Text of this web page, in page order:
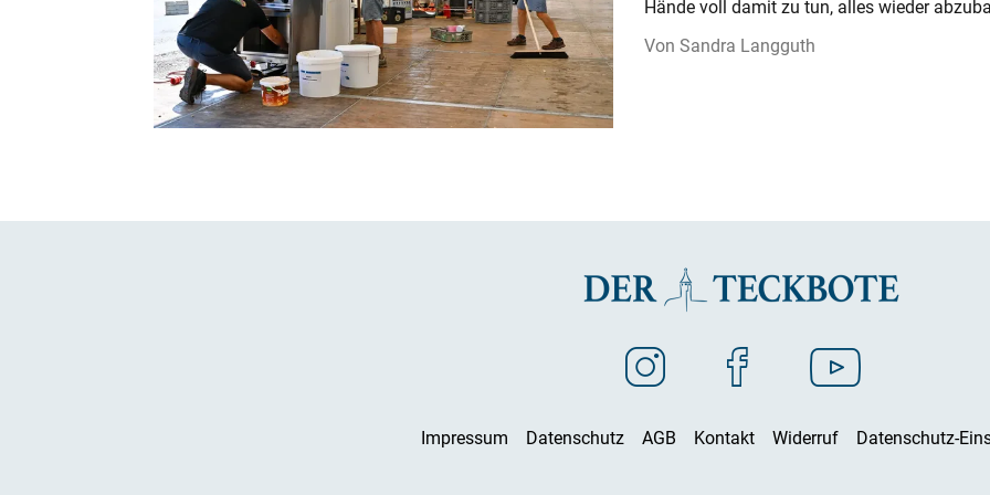
Hände voll damit zu tun, alles wieder
Sandra Langguth
Impressum Datenschutz AGB Kontakt Widerruf Datenschutz-